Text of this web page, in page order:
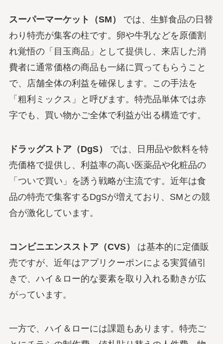
スーパーマーケット（SM）
では、生鮮食品の日替
わり特売が集客の柱です。卵や牛乳などを原価割
れ覚悟の「目玉商品」として提供し、来店した消
費者に通常価格の商品も一緒に買ってもらうこと
で、店舗全体の利益を確保します。この手法を
「粗利ミックス」と呼びます。特売品単体では赤
字でも、買い物かご全体で利益が出る構造です。
ドラッグストア（DgS）
では、日用品や飲料を特
売価格で提供し、利益率の高い医薬品や化粧品の
「ついで買い」を誘う戦略が主流です。近年は食
品の特売で集客するDgSが増えており、SMとの競
合が激化しています。
コンビニエンスストア（CVS）
は基本的に定価販
売ですが、近年はアプリクーポンによる実質値引
きで、ハイ＆ロー的な要素を取り入れる動きが広
がっています。
一方で、ハイ＆ローには課題もあります。特売ご